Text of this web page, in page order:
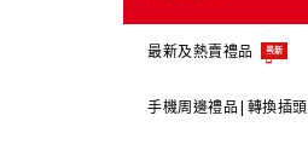
最新及熱賣禮品 最新
手機周邊禮品|轉換插頭